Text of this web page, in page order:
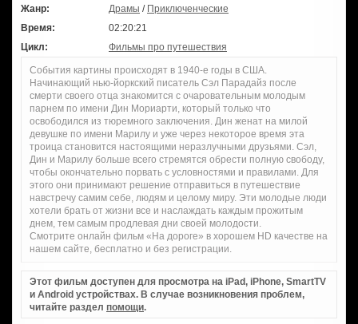
Жанр:
Драмы / Приключенческие
Время:
02:20:21
Цикл:
Фильмы про путешествия
События картины происходят в 1940-е годы в США.
Начинающий нью-йоркский писатель Сэл Парадайз после
смерти своего отца знакомится с очаровательным молодым
парнем по имени Дин Мориарти, который только что
освободился из тюремного заключения. Дин женат на милой
девушке по имени Марилу и уже через некоторое время эта
троица становится настоящими неразлучными друзьями. Сэл,
Дин и Марилу больше всего стремятся обрести полную свободу,
чтобы окончательно порвать с условностями и правилами. Для
этого они принимают решение отправиться в путешествие
навстречу самим себе, людям и целому миру. Эти молодые люди
хотели брать от жизни все и наслаждать каждым прожитым
днем, тем самым продлевая дни своей молодости.
Смотрите онлайн фильм «На дороге» в хорошем HD качестве на
нашем сайте, бесплатно и без регистрации.
Этот фильм доступен для просмотра на iPad, iPhone, SmartTV
и Android устройствах. В случае возникновения проблем,
читайте раздел помощи.